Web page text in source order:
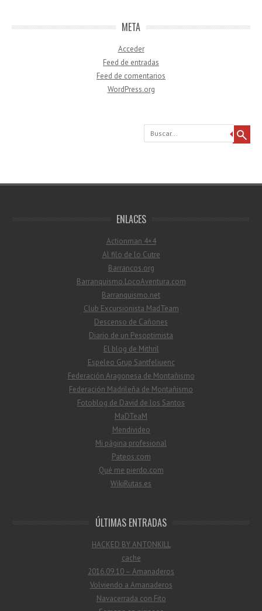
META
Acceder
Feed de entradas
Feed de comentarios
WordPress.org
Buscar
ENLACES
Actionman 4×4
Al filo de lo Cutre
Barrancos.org
Barranquismo.LocoAventura.com
Barranquismo.net
Club Excursionista MadTeam
Descenso de Cañones
Diario de un Pesoptimista
El blog de Mithril
Espeleo Grup Santfeliuenc
Federación Aragonesa de Montañismo
Federación Madrileña de Montañismo
Fotoblog de David de los Santos
MaDTeaM
Mendivideo
Mi página profesional
Pateos.com
Qué me pierdo.com
WikiRutas.es
ÚLTIMAS ENTRADAS
HACKED BY ANTONKILL
cache
2016.09.10 – Amanaderos
Volviendo a Amanaderos
Navacerrada con Fito